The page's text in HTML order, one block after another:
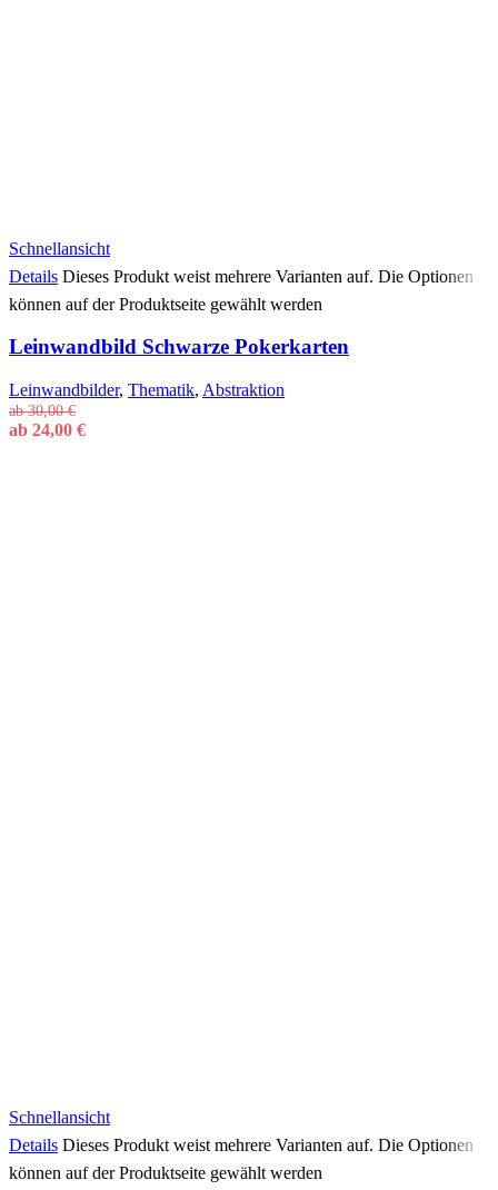
Schnellansicht
Details Dieses Produkt weist mehrere Varianten auf. Die Optionen
können auf der Produktseite gewählt werden
Leinwandbild Schwarze Pokerkarten
Leinwandbilder, Thematik, Abstraktion
ab30,00€
ab 24,00 €
Schnellansicht
Details Dieses Produkt weist mehrere Varianten auf. Die Optionen
können auf der Produktseite gewählt werden